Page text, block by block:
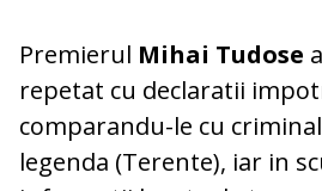
Premierul Mihai Tudose
repetat cu declaratii
comparandu-le cu
legenda (Terente), iar in